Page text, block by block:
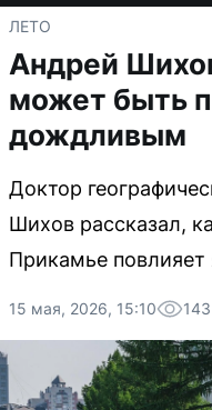
ЛЕТО
Андрей
может быть
дождливым
Доктор
Шихов рассказал,
Прикамье
15 мая, 2026, 15:10 143